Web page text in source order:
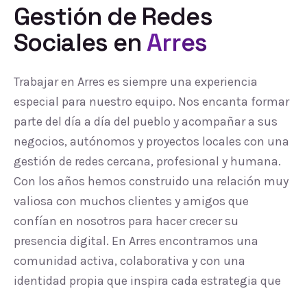
Gestión de Redes
Sociales enArres
Trabajar en Arres es siempre una experiencia
especial para nuestro equipo. Nos encanta formar
parte del día a día del pueblo y acompañar a sus
negocios, autónomos y proyectos locales con una
gestión de redes cercana, profesional y humana.
Con los años hemos construido una relación muy
valiosa con muchos clientes y amigos que
confían en nosotros para hacer crecer su
presencia digital. En Arres encontramos una
comunidad activa, colaborativa y con una
identidad propia que inspira cada estrategia que